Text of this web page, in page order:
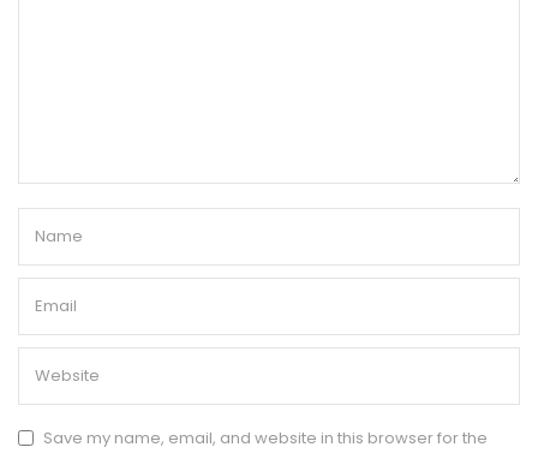
Save my name, email, and website in this browser for the